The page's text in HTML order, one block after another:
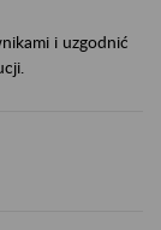
i uzgodnić